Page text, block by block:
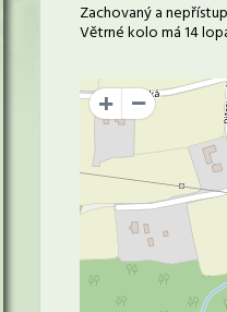
Zachovaný a
Větrné kolo má 14
+